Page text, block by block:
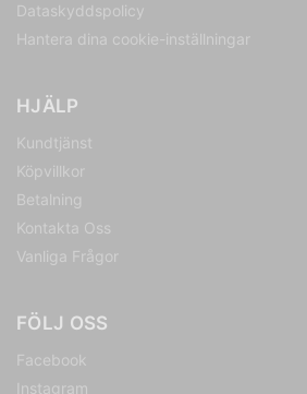
Dataskyddspolicy
Hantera dina cookie-inställningar
HJÄLP
Kundtjänst
Köpvillkor
Betalning
Kontakta Oss
Vanliga Frågor
FÖLJ OSS
Facebook
Instagram